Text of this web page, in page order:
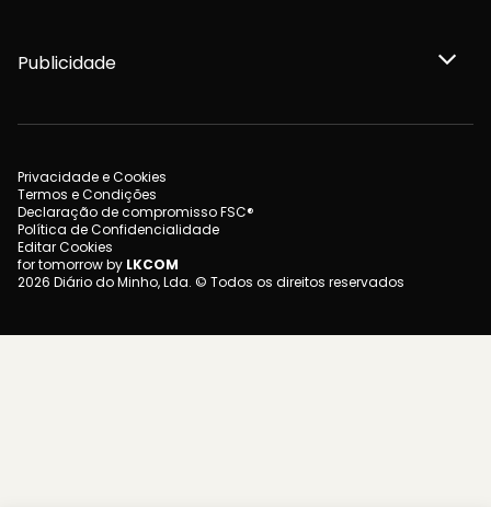
Publicidade
Privacidade e Cookies
Termos e Condições
Declaração de compromisso FSC®
Política de Confidencialidade
Editar Cookies
for tomorrow by LKCOM
2026 Diário do Minho, Lda. © Todos os direitos reservados